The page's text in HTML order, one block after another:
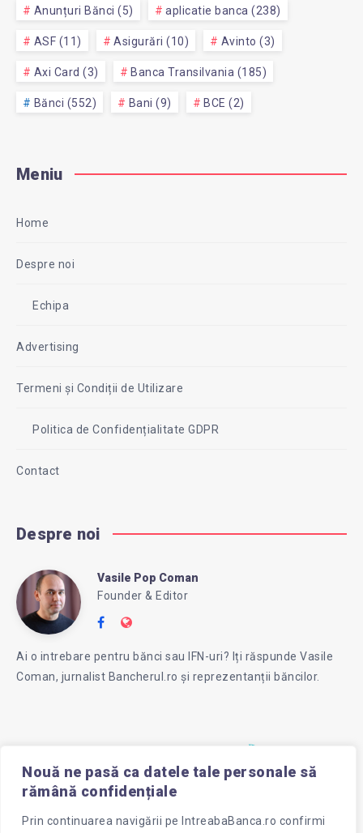
Nouă ne pasă ca datele tale personale să
rămână confidențiale
Prin continuarea navigării pe IntreabaBanca.ro confirmi
Anunțuri Bănci (5) aplicatie banca (238)
ASF (11) Asigurări (10) Avinto (3)
Axi Card (3) Banca Transilvania (185)
Bănci (552) Bani (9) BCE (2)
Meniu
Home
Despre noi
Echipa
Advertising
Termeni și Condiții de Utilizare
Politica de Confidențialitate GDPR
Contact
Despre noi
Vasile
Pop
Vasile Pop Coman
Founder & Editor
FollowWebsite:
Ai o intrebare pentru bănci sau IFN-uri? Iți răspunde Vasile
Coman, jurnalist Bancherul.ro și reprezentanții băncilor.